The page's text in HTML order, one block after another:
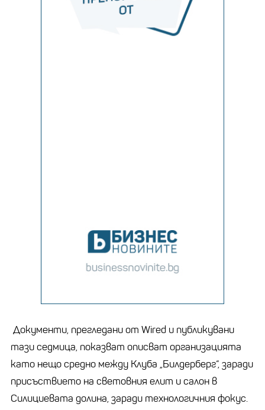
Документи, прегледани от Wired и публикувани
тази седмица, показват описват организацията
като нещо средно между Клуба „Билдерберг“, заради
присъствието на световния елит и салон в
Силициевата долина, заради технологичния фокус.